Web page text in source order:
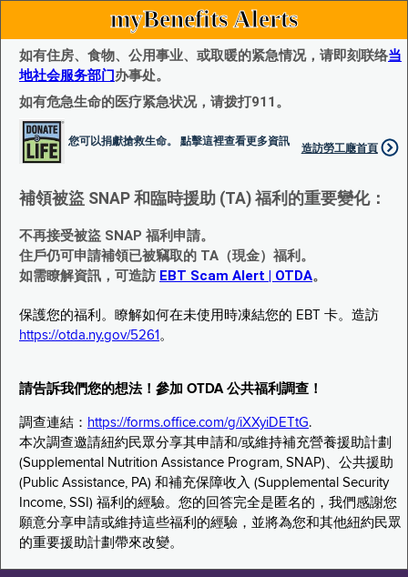
myBenefits Alerts
如有住房、食物、公用事业、或取暖的紧急情况，请即刻联络当
地社会服务部门办事处。
如有危急生命的医疗紧急状况，请拨打911。
您可以捐獻搶救生命。 點擊這裡查看更多資訊
造訪勞工廰首頁
補領被盜 SNAP 和臨時援助 (TA) 福利的重要變化：
不再接受被盜 SNAP 福利申請。
住戶仍可申請補領已被竊取的 TA（現金）福利。
如需瞭解資訊，可造訪 EBT Scam Alert | OTDA。
保護您的福利。瞭解如何在未使用時凍結您的 EBT 卡。造訪
https://otda.ny.gov/5261 。
請告訴我們您的想法！參加 OTDA 公共福利調查！
調查連結： https://forms.office.com/g/iXXyiDETtG.
本次調查邀請紐約民眾分享其申請和/或維持補充營養援助計劃
(Supplemental Nutrition Assistance Program, SNAP)、公共援助
(Public Assistance, PA) 和補充保障收入 (Supplemental Security
Income, SSI) 福利的經驗。您的回答完全是匿名的，我們感謝您
願意分享申請或維持這些福利的經驗，並將為您和其他紐約民眾
的重要援助計劃帶來改變。